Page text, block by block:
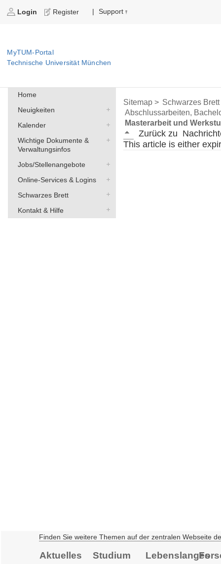
Login Register | Support
MyTUM-Portal
Technische Universität München
Home
Neuigkeiten
Kalender
Wichtige Dokumente &
Verwaltungsinfos
Jobs/Stellenangebote
Online-Services & Logins
Schwarzes Brett
Kontakt & Hilfe
Sitemap > Schwarzes Brett
Abschlussarbeiten,
Masterarbeit und
Zurück zu
This article is either
Finden Sie weitere Themen auf der zentralen Webseite
Aktuelles Studium
Lebenslanges